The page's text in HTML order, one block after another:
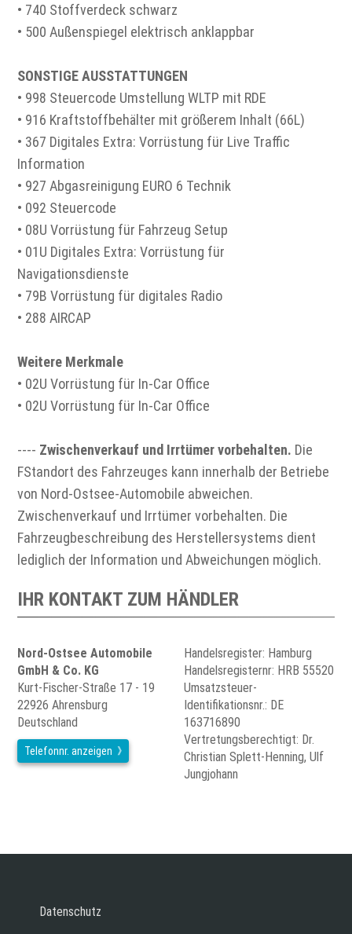
• 740 Stoffverdeck schwarz
• 500 Außenspiegel elektrisch anklappbar
SONSTIGE AUSSTATTUNGEN
• 998 Steuercode Umstellung WLTP mit RDE
• 916 Kraftstoffbehälter mit größerem Inhalt (66L)
• 367 Digitales Extra: Vorrüstung für Live Traffic
Information
• 927 Abgasreinigung EURO 6 Technik
• 092 Steuercode
• 08U Vorrüstung für Fahrzeug Setup
• 01U Digitales Extra: Vorrüstung für
Navigationsdienste
• 79B Vorrüstung für digitales Radio
• 288 AIRCAP
Weitere Merkmale
• 02U Vorrüstung für In-Car Office
• 02U Vorrüstung für In-Car Office
---- Zwischenverkauf und Irrtümer vorbehalten. Die
FStandort des Fahrzeuges kann innerhalb der Betriebe
von Nord-Ostsee-Automobile abweichen.
Zwischenverkauf und Irrtümer vorbehalten. Die
Fahrzeugbeschreibung des Herstellersystems dient
lediglich der Information und Abweichungen möglich.
IHR KONTAKT ZUM HÄNDLER
Nord-Ostsee Automobile
GmbH & Co. KG
Kurt-Fischer-Straße 17 - 19
22926 Ahrensburg
Deutschland
Telefonnr. anzeigen
Handelsregister: Hamburg
Handelsregisternr: HRB 55520
Umsatzsteuer-
Identifikationsnr.: DE
163716890
Vertretungsberechtigt: Dr.
Christian Splett-Henning, Ulf
Jungjohann
Datenschutz